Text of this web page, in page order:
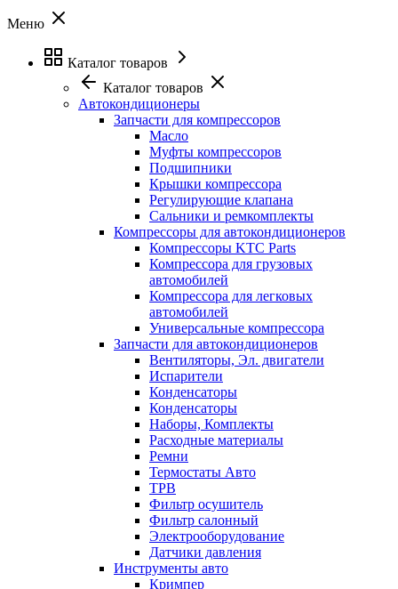
Меню
Каталог товаров
Каталог товаров
Автокондиционеры
Запчасти для компрессоров
Масло
Муфты компрессоров
Подшипники
Крышки компрессора
Регулирующие клапана
Сальники и ремкомплекты
Компрессоры для автокондиционеров
Компрессоры KTC Parts
Компрессора для грузовых
автомобилей
Компрессора для легковых
автомобилей
Универсальные компрессора
Запчасти для автокондиционеров
Вентиляторы, Эл. двигатели
Испарители
Конденсаторы
Конденсаторы
Наборы, Комплекты
Расходные материалы
Ремни
Термостаты Авто
ТРВ
Фильтр осушитель
Фильтр салонный
Электрооборудование
Датчики давления
Инструменты авто
Кримпер